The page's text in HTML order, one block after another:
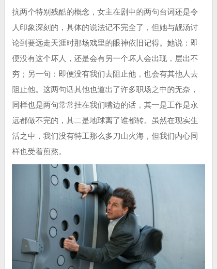
抗两个特别残酷的概念，女主在剧中的两句台词还是令
人印象深刻的，具体的说法记不完全了，但她与靓汤讨
论到要远走天涯时那场戏里的眼神依旧记得。她说：即
便没有这个坏人，还是会有另一个坏人会出现，层出不
穷；另一句：即便没有我们去阻止他，也会有其他人去
阻止他。这两句话其他也道出了许多职场之中的无奈，
同样也是两句常常挂在我们嘴边的话，其一是工作是永
远都做不完的，其二是地球离了谁都转。虽然在现实生
活之中，我们没有特工那么多刀山火海，但我们内心同
样也受着煎熬。